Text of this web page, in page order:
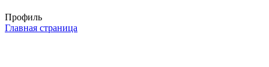
Профиль
Главная страница